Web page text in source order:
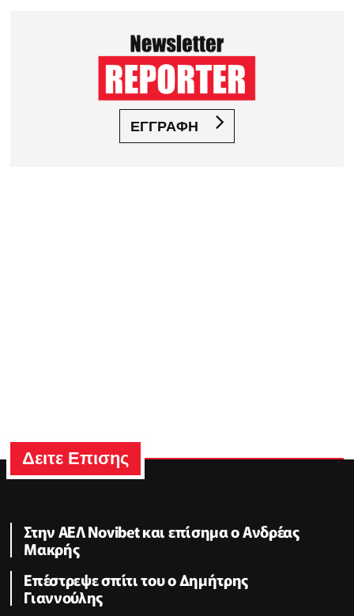
ΕΓΓΡΑΦΗ
Δειτε Επισης
Στην ΑΕΛ Novibet και επίσημα ο Ανδρέας
Μακρής
Επέστρεψε σπίτι του ο Δημήτρης
Γιαννούλης